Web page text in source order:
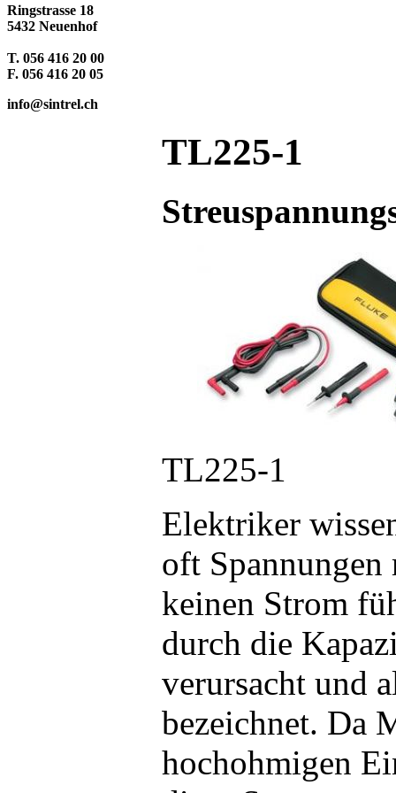
Ringstrasse 18
5432 Neuenhof
T. 056 416 20 00
F. 056 416 20 05
info@sintrel.ch
TL225-1
TL225-1
Elektriker
oft
keinen Strom
durch die
verursacht und
bezeichnet. Da
hochohmigen